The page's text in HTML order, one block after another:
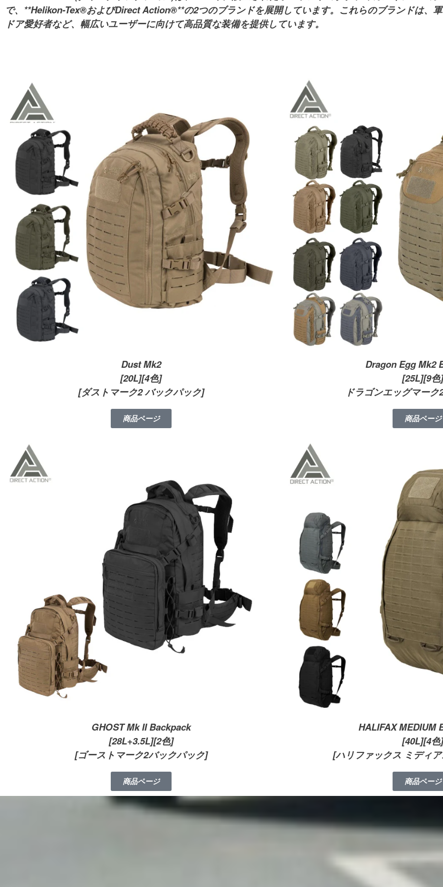
で、**Helikon-Tex®およびDirect Action®**の2つのブランドを展開しています。これらのブランドは、
ドア愛好者など、幅広いユーザーに向けて高品質な装備を提供しています。
Dust Mk2
[20L][4色]
[ダストマーク2 バックパック]
商品ページ
Dragon Egg Mk2
[25L][9色]
ドラゴンエッグマー
商品ページ
GHOST Mk II Backpack
[28L+3.5L][2色]
[ゴーストマーク2バックパック]
商品ページ
HALIFAX MEDIUM
[40L][4色]
[ハリファックス ミディ
商品ページ